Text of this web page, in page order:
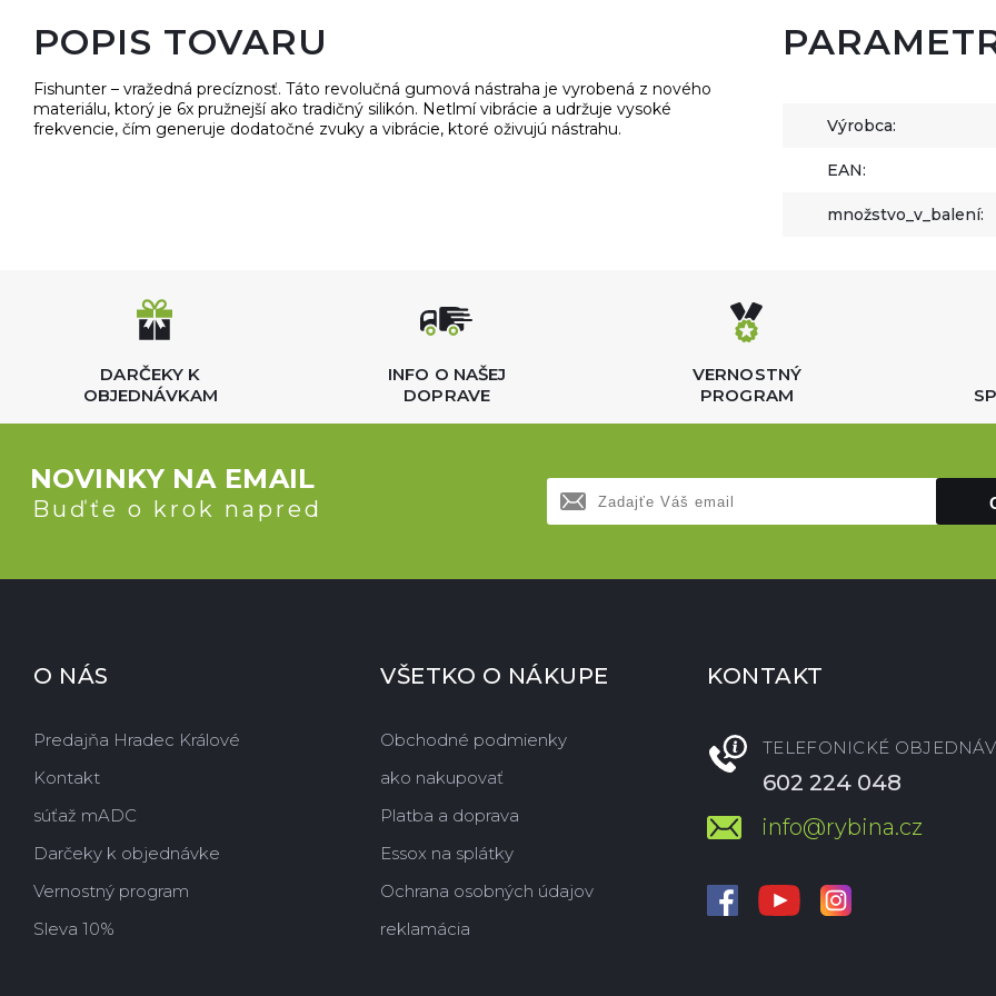
POPIS TOVARU
Fishunter – vražedná precíznosť. Táto revolučná gumová nástraha je vyrobená z nového
materiálu, ktorý je 6x pružnejší ako tradičný silikón. Netlmí vibrácie a udržuje vysoké
frekvencie, čím generuje dodatočné zvuky a vibrácie, ktoré oživujú nástrahu.
Výrobca:
EAN:
množstvo_v_balení:
DARČEKY K
OBJEDNÁVKAM
INFO O NAŠEJ
DOPRAVE
VERNOSTNÝ
PROGRAM
NOVINKY NA EMAIL
Buďťe o krok napred
O NÁS
Predajňa Hradec Králové
Kontakt
súťaž mADC
Darčeky k objednávke
Vernostný program
Sleva 10%
VŠETKO O NÁKUPE
Obchodné podmienky
ako nakupovať
Platba a doprava
Essox na splátky
Ochrana osobných údajov
reklamácia
KONTAKT
TELEFONICKÉ
602 224 048
info@rybina.cz